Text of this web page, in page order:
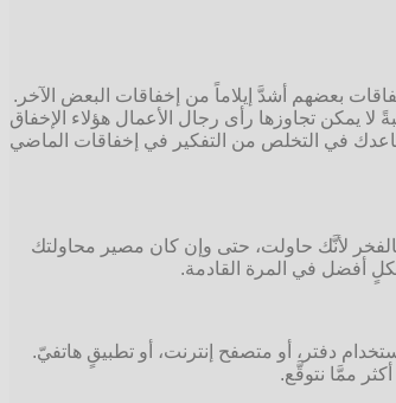
بعضهم أشدَّ إيلاماً من إخفاقات البعض الآخر.
يمكن تجاوزها رأى رجال الأعمال هؤلاء الإخفاق
كيف يستطيع المرء أن يتوقف عن التعامل مع الإخفاق بوصفه عثرةً؟ تابع معنا قراءة المقال لتتعرف إلى 11 نصيحةً تساعدك في التخلص من التفكير في إخفاقات الماضي
لأنَّك حاولت، حتى وإن كان مصير محاولتك
أفضل في المرة القادمة.
دفتر، أو متصفح إنترنت، أو تطبيقٍ هاتفيّ.
ممَّا نتوقَّع.